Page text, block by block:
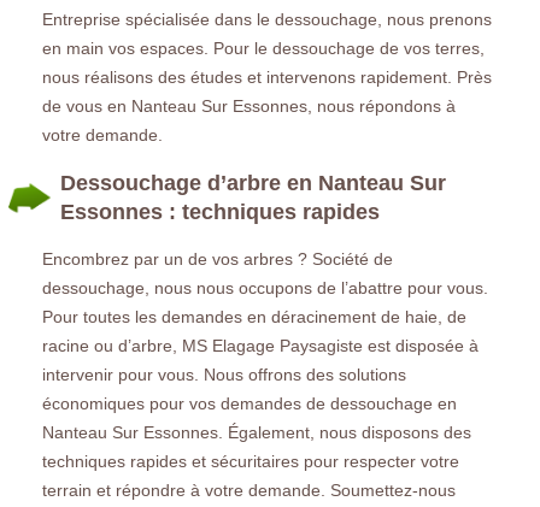
Entreprise spécialisée dans le dessouchage, nous prenons
en main vos espaces. Pour le dessouchage de vos terres,
nous réalisons des études et intervenons rapidement. Près
de vous en Nanteau Sur Essonnes, nous répondons à
votre demande.
Dessouchage d’arbre en Nanteau Sur
Essonnes : techniques rapides
Encombrez par un de vos arbres ? Société de
dessouchage, nous nous occupons de l’abattre pour vous.
Pour toutes les demandes en déracinement de haie, de
racine ou d’arbre, MS Elagage Paysagiste est disposée à
intervenir pour vous. Nous offrons des solutions
économiques pour vos demandes de dessouchage en
Nanteau Sur Essonnes. Également, nous disposons des
techniques rapides et sécuritaires pour respecter votre
terrain et répondre à votre demande. Soumettez-nous